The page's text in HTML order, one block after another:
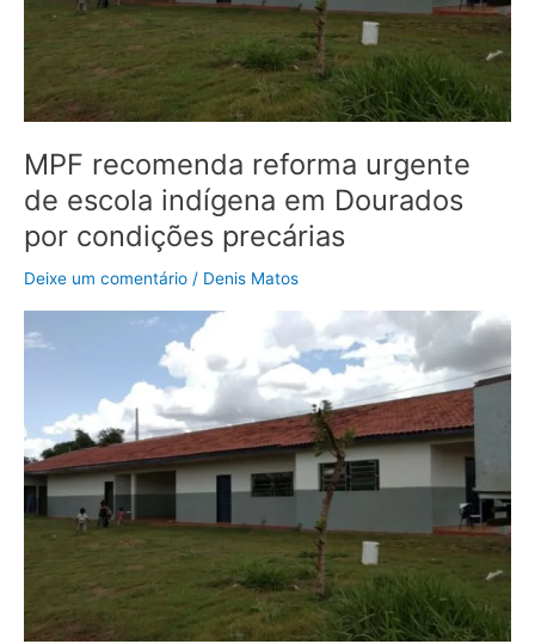
MPF recomenda reforma urgente
de escola indígena em Dourados
por condições precárias
Deixe um comentário / Denis Matos
Dourados
condições
precárias